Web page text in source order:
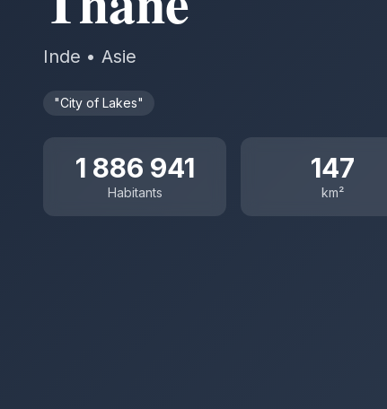
Inde • Asie
"City of Lakes"
1 886 941
Habitants
147
km²